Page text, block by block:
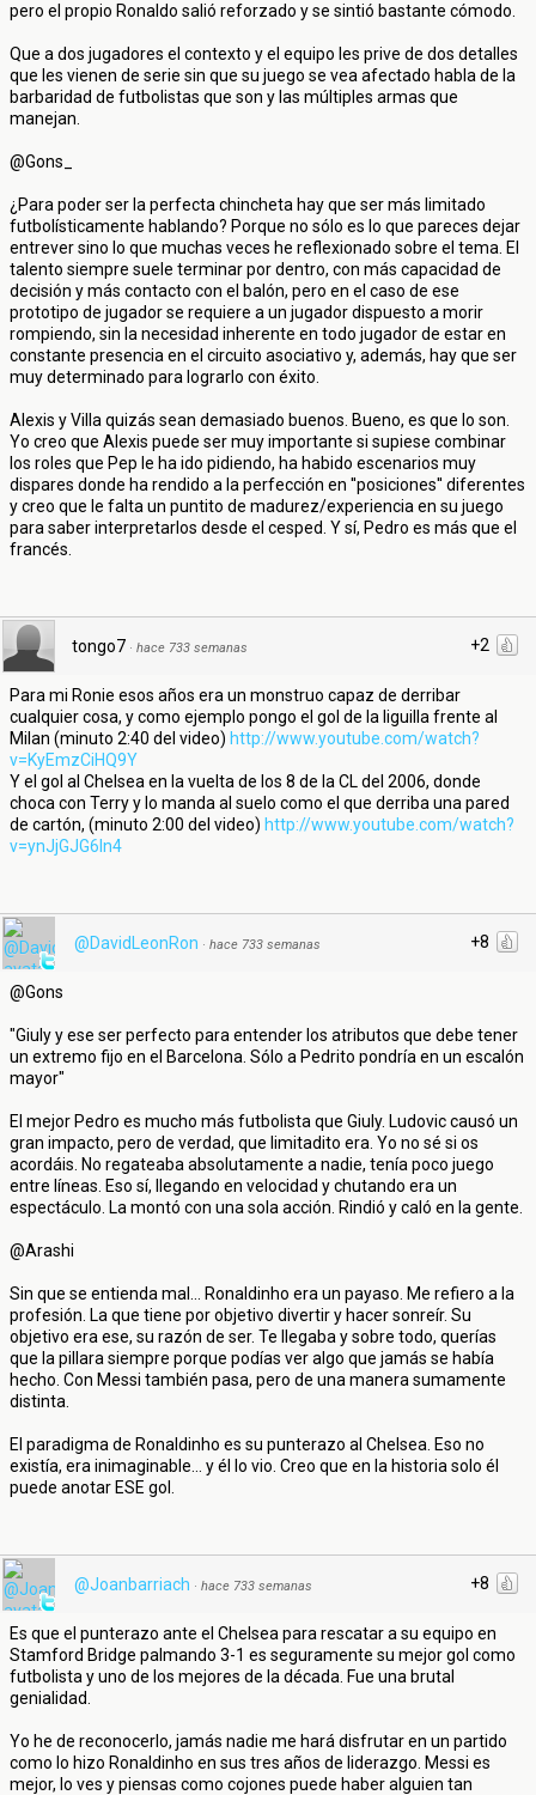
pero el propio Ronaldo salió reforzado y se sintió bastante cómodo.
Que a dos jugadores el contexto y el equipo les prive de dos detalles
que les vienen de serie sin que su juego se vea afectado habla de la
barbaridad de futbolistas que son y las múltiples armas que
manejan.
@Gons_
¿Para poder ser la perfecta chincheta hay que ser más limitado
futbolísticamente hablando? Porque no sólo es lo que pareces dejar
entrever sino lo que muchas veces he reflexionado sobre el tema. El
talento siempre suele terminar por dentro, con más capacidad de
decisión y más contacto con el balón, pero en el caso de ese
prototipo de jugador se requiere a un jugador dispuesto a morir
rompiendo, sin la necesidad inherente en todo jugador de estar en
constante presencia en el circuito asociativo y, además, hay que ser
muy determinado para lograrlo con éxito.
Alexis y Villa quizás sean demasiado buenos. Bueno, es que lo son.
Yo creo que Alexis puede ser muy importante si supiese combinar
los roles que Pep le ha ido pidiendo, ha habido escenarios muy
dispares donde ha rendido a la perfección en ''posiciones'' diferentes
y creo que le falta un puntito de madurez/experiencia en su juego
para saber interpretarlos desde el cesped. Y sí, Pedro es más que el
francés.
+2
tongo7 · hace 733 semanas
Para mi Ronie esos años era un monstruo capaz de derribar
cualquier cosa, y como ejemplo pongo el gol de la liguilla frente al
Milan (minuto 2:40 del video) http://www.youtube.com/watch?
v=KyEmzCiHQ9Y
Y el gol al Chelsea en la vuelta de los 8 de la CL del 2006, donde
choca con Terry y lo manda al suelo como el que derriba una pared
de cartón, (minuto 2:00 del video) http://www.youtube.com/watch?
v=ynJjGJG6ln4
+8
@DavidLeonRon · hace 733 semanas
@Gons
"Giuly y ese ser perfecto para entender los atributos que debe tener
un extremo fijo en el Barcelona. Sólo a Pedrito pondría en un escalón
mayor"
El mejor Pedro es mucho más futbolista que Giuly. Ludovic causó un
gran impacto, pero de verdad, que limitadito era. Yo no sé si os
acordáis. No regateaba absolutamente a nadie, tenía poco juego
entre líneas. Eso sí, llegando en velocidad y chutando era un
espectáculo. La montó con una sola acción. Rindió y caló en la gente.
@Arashi
Sin que se entienda mal... Ronaldinho era un payaso. Me refiero a la
profesión. La que tiene por objetivo divertir y hacer sonreír. Su
objetivo era ese, su razón de ser. Te llegaba y sobre todo, querías
que la pillara siempre porque podías ver algo que jamás se había
hecho. Con Messi también pasa, pero de una manera sumamente
distinta.
El paradigma de Ronaldinho es su punterazo al Chelsea. Eso no
existía, era inimaginable... y él lo vio. Creo que en la historia solo él
puede anotar ESE gol.
+8
@Joanbarriach · hace 733 semanas
Es que el punterazo ante el Chelsea para rescatar a su equipo en
Stamford Bridge palmando 3-1 es seguramente su mejor gol como
futbolista y uno de los mejores de la década. Fue una brutal
genialidad.
Yo he de reconocerlo, jamás nadie me hará disfrutar en un partido
como lo hizo Ronaldinho en sus tres años de liderazgo. Messi es
mejor, lo ves y piensas como cojones puede haber alguien tan